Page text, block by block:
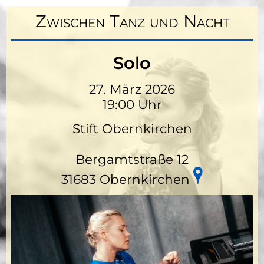
Zwischen Tanz und Nacht
Solo
27. März 2026
19:00 Uhr
Stift Obernkirchen
Bergamtstraße 12
31683 Obernkirchen